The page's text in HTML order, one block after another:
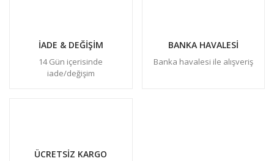
İADE & DEĞİŞİM
14 Gün içerisinde
iade/değişim
BANKA HAVALESİ
Banka havalesi ile alışveriş
ÜCRETSİZ KARGO